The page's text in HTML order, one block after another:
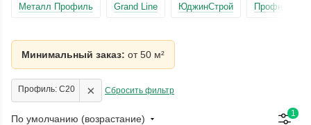
Металл Профиль Grand Line ЮджинСтрой Профнастил
Минимальный заказ: от 50 м²
Профиль: С20 × Сбросить фильтр
По умолчанию (возрастание) 1